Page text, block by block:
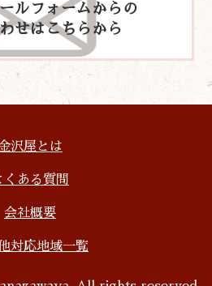
ルフォームからの
せはこちらから
沢屋とは
くある質問
会社概要
対応地域一覧